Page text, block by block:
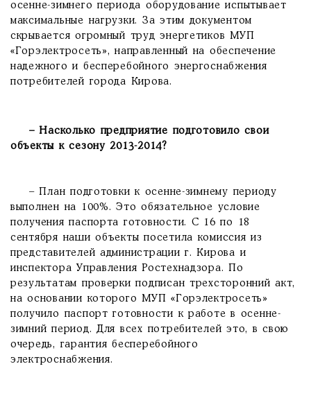
осенне-зимнего периода оборудование испытывает
максимальные нагрузки. За этим документом
скрывается огромный труд энергетиков МУП
«Горэлектросеть», направленный на обеспечение
надежного и бесперебойного энерго­снабжения
потребителей города Кирова.
– Насколько предприятие подготовило свои
объекты к сезону 2013-2014?
– План подготовки к осенне-зимнему периоду
выполнен на 100%. Это обязательное условие
получения паспорта готовности. С 16 по 18
сентября наши объекты посетила комиссия из
представителей администрации г. Кирова и
инспектора Управления Ростехнадзора. По
результатам проверки подписан трехсторонний акт,
на основании которого МУП «Гор­электросеть»
получило паспорт готовности к работе в осенне-
зимний период. Для всех потребителей это, в свою
очередь, гарантия бесперебойного
электроснабжения.